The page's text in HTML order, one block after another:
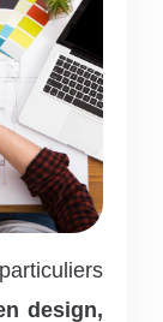
design,